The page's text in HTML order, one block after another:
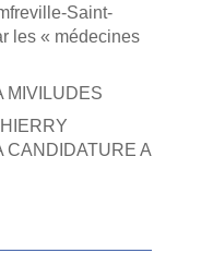
Saint-
les « médecines
MIVILUDES
CANDIDATURE A